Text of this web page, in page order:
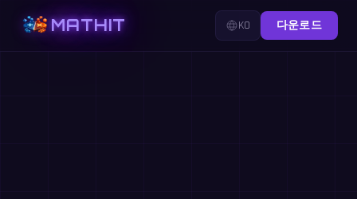
MATHIT KO 다운로드